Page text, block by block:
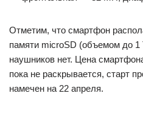
Отметим, что смартфон
памяти microSD (объемом до
наушников нет. Цена
пока не раскрывается, старт
намечен на 22 апреля.